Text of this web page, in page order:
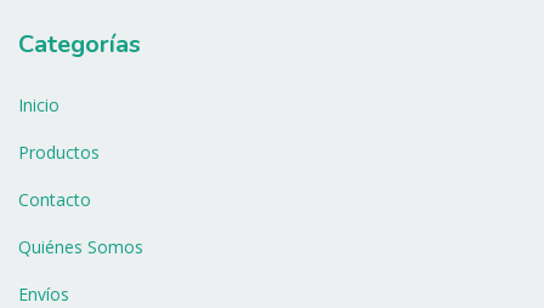
Categorías
Inicio
Productos
Contacto
Quiénes Somos
Envíos